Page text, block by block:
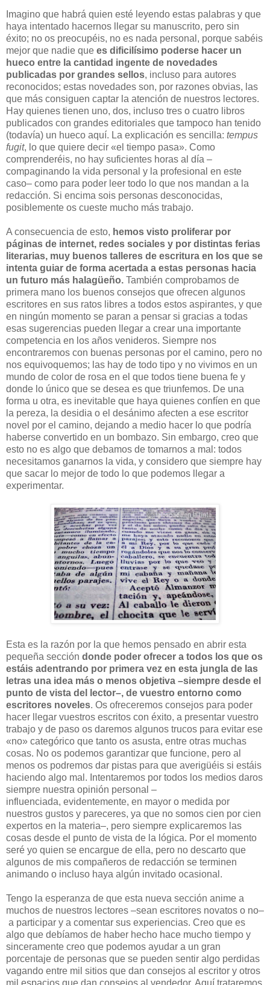
Imagino que habrá quien esté leyendo estas palabras y que
haya intentado hacernos llegar su manuscrito, pero sin
éxito; no os preocupéis, no es nada personal, porque sabéis
mejor que nadie que es dificilísimo poderse hacer un
hueco entre la cantidad ingente de novedades
publicadas por grandes sellos, incluso para autores
reconocidos; estas novedades son, por razones obvias, las
que más consiguen captar la atención de nuestros lectores.
Hay quienes tienen uno, dos, incluso tres o cuatro libros
publicados con grandes editoriales que tampoco han tenido
(todavía) un hueco aquí. La explicación es sencilla: tempus
fugit, lo que quiere decir «el tiempo pasa». Como
comprenderéis, no hay suficientes horas al día –
compaginando la vida personal y la profesional en este
caso– como para poder leer todo lo que nos mandan a la
redacción. Si encima sois personas desconocidas,
posiblemente os cueste mucho más trabajo.
A consecuencia de esto, hemos visto proliferar por
páginas de internet, redes sociales y por distintas ferias
literarias, muy buenos talleres de escritura en los que se
intenta guiar de forma acertada a estas personas hacia
un futuro más halagüeño. También comprobamos de
primera mano los buenos consejos que ofrecen algunos
escritores en sus ratos libres a todos estos aspirantes, y que
en ningún momento se paran a pensar si gracias a todas
esas sugerencias pueden llegar a crear una importante
competencia en los años venideros. Siempre nos
encontraremos con buenas personas por el camino, pero no
nos equivoquemos; las hay de todo tipo y no vivimos en un
mundo de color de rosa en el que todos tiene buena fe y
donde lo único que se desea es que triunfemos. De una
forma u otra, es inevitable que haya quienes confíen en que
la pereza, la desidia o el desánimo afecten a ese escritor
novel por el camino, dejando a medio hacer lo que podría
haberse convertido en un bombazo. Sin embargo, creo que
esto no es algo que debamos de tomarnos a mal: todos
necesitamos ganarnos la vida, y considero que siempre hay
que sacar lo mejor de todo lo que podemos llegar a
experimentar.
Esta es la razón por la que hemos pensado en abrir esta
pequeña sección donde poder ofrecer a todos los que os
estáis adentrando por primera vez en esta jungla de las
letras una idea más o menos objetiva –siempre desde el
punto de vista del lector–, de vuestro entorno como
escritores noveles. Os ofreceremos consejos para poder
hacer llegar vuestros escritos con éxito, a presentar vuestro
trabajo y de paso os daremos algunos trucos para evitar ese
«no» categórico que tanto os asusta, entre otras muchas
cosas. No os podemos garantizar que funcione, pero al
menos os podremos dar pistas para que averigüéis si estáis
haciendo algo mal. Intentaremos por todos los medios daros
siempre nuestra opinión personal –
influenciada, evidentemente, en mayor o medida por
nuestros gustos y pareceres, ya que no somos cien por cien
expertos en la materia–, pero siempre explicaremos las
cosas desde el punto de vista de la lógica. Por el momento
seré yo quien se encargue de ella, pero no descarto que
algunos de mis compañeros de redacción se terminen
animando o incluso haya algún invitado ocasional.
Tengo la esperanza de que esta nueva sección anime a
muchos de nuestros lectores –sean escritores novatos o no–
a participar y a comentar sus experiencias. Creo que es
algo que debíamos de haber hecho hace mucho tiempo y
sinceramente creo que podemos ayudar a un gran
porcentaje de personas que se pueden sentir algo perdidas
vagando entre mil sitios que dan consejos al escritor y otros